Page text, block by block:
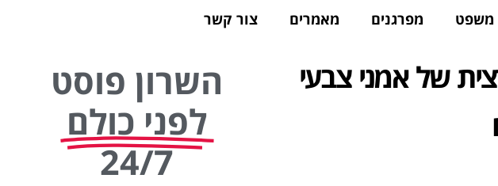
משפט מפרגנים מאמרים צור קשר
של אמני צבעי
השרון פוסט
לפני כולם
24/7